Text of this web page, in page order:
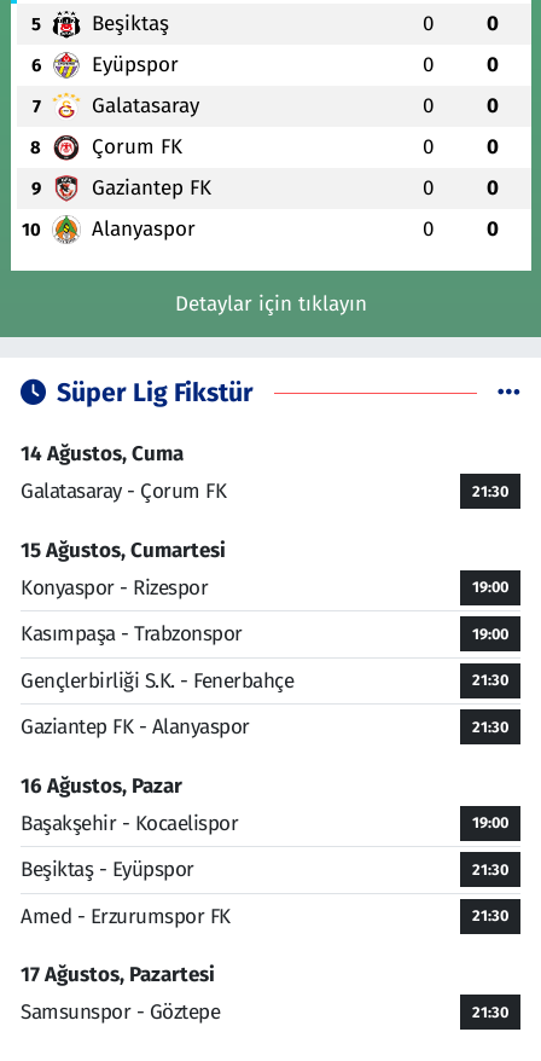
5 Beşiktaş 0 0
6 Eyüpspor 0 0
7 Galatasaray 0 0
8 Çorum FK 0 0
9 Gaziantep FK 0 0
10 Alanyaspor 0 0
Detaylar için tıklayın
Süper Lig Fikstür
14 Ağustos, Cuma
Galatasaray - Çorum FK
21:30
15 Ağustos, Cumartesi
Konyaspor - Rizespor
19:00
Kasımpaşa - Trabzonspor 19:00
Gençlerbirliği S.K. - Fenerbahçe 21:30
Gaziantep FK - Alanyaspor 21:30
16 Ağustos, Pazar
Başakşehir - Kocaelispor
19:00
Beşiktaş - Eyüpspor 21:30
Amed - Erzurumspor FK 21:30
17 Ağustos, Pazartesi
Samsunspor - Göztepe
21:30